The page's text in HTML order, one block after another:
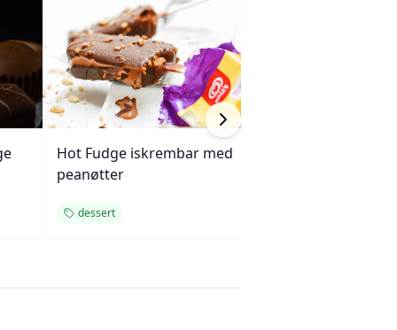
Hot Fudge iskrembar med
peanøtter
dessert